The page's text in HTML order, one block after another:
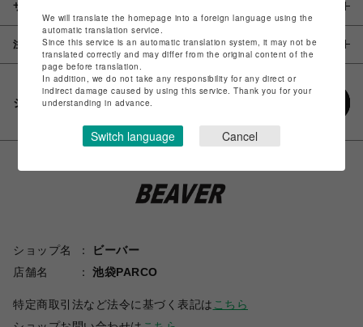
サイズ
注意事項
シェアする
ショップ名
ビーバー
店舗名
池袋PARCO
特定商取引法など法令に基づく表記は こちら
We will translate the homepage into a foreign language using the
automatic translation service.
Since this service is an automatic translation system, it may not be
translated correctly and may differ from the original content of the
page before translation.
In addition, we do not take any responsibility for any direct or
indirect damage caused by using this service. Thank you for your
understanding in advance.
Switch language Cancel